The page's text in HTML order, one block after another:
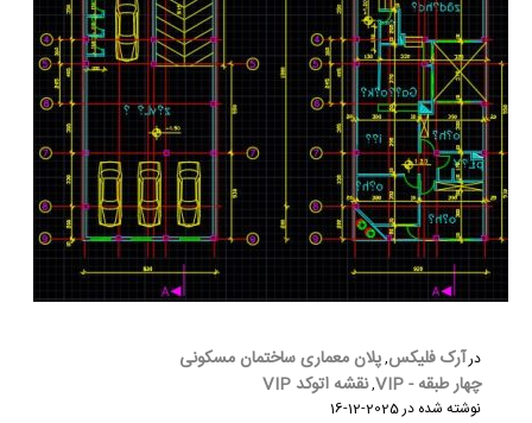
درآرک فلیکس,پلان معماری ساختمان مسکونی
چهار طبقه - VIP
,نقشه اتوکد VIP
نوشته شده در2025-12-16
شماره واتس‌اپ : *